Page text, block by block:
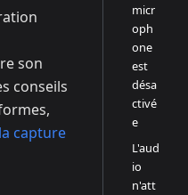
son
conseils
capture
micr
oph
one
est
désa
ctivé
e
L'aud
io
n'att